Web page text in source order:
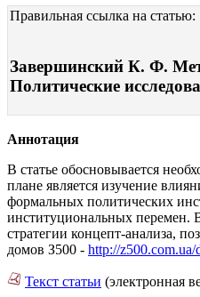
Правильная ссылка на статью:
Завершинский К. Ф.
Политические
Аннотация
В статье обосновывается
плане является изучение
формальных политических
институциональных перемен.
стратегии концепт-анализа,
домов З500 - http://
Текст статьи (электронная